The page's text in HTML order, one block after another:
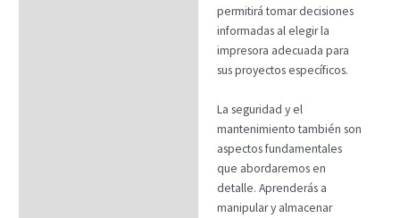
permitirá tomar decisiones
informadas al elegir la
impresora adecuada para
sus proyectos específicos.
La seguridad y el
mantenimiento también son
aspectos fundamentales
que abordaremos en
detalle. Aprenderás a
manipular y almacenar